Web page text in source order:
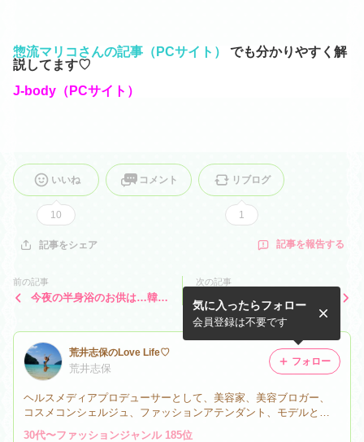
惣流マリコさんの記事（PCサイト）
でも分かりやすく解
説してます♡
J-body（PCサイト）
いいね
10
コメント リブログ
1
記事をシェア 記事を報告する
前の記事
今夜の半身浴のお供は…韓国
次の記事
荒井志保のLove Life♡
荒井志保
ヘルスメディアプロデューサーとして、美容家、美容ブロガー、
コスメコンシェルジュ、ファッションアテンダント、モデルと
気に入ったらフォロー
会員登録は不要です
フォロー
30代〜ファッションジャンル 185位